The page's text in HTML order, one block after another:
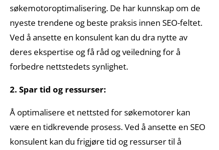
søkemotoroptimalisering. De har kunnskap om de
nyeste trendene og beste praksis innen SEO-feltet.
Ved å ansette en konsulent kan du dra nytte av
deres ekspertise og få råd og veiledning for å
forbedre nettstedets synlighet.
2. Spar tid og ressurser:
Å optimalisere et nettsted for søkemotorer kan
være en tidkrevende prosess. Ved å ansette en SEO
konsulent kan du frigjøre tid og ressurser til å